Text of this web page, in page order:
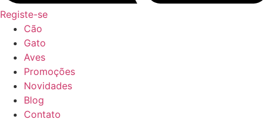
Registe-se
Cão
Gato
Aves
Promoções
Novidades
Blog
Contato